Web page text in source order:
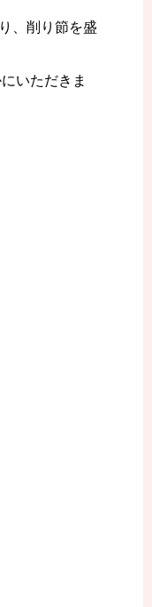
、削り節を盛
いただきま